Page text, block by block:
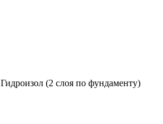
Гидроизол (2 слоя по фундаменту)